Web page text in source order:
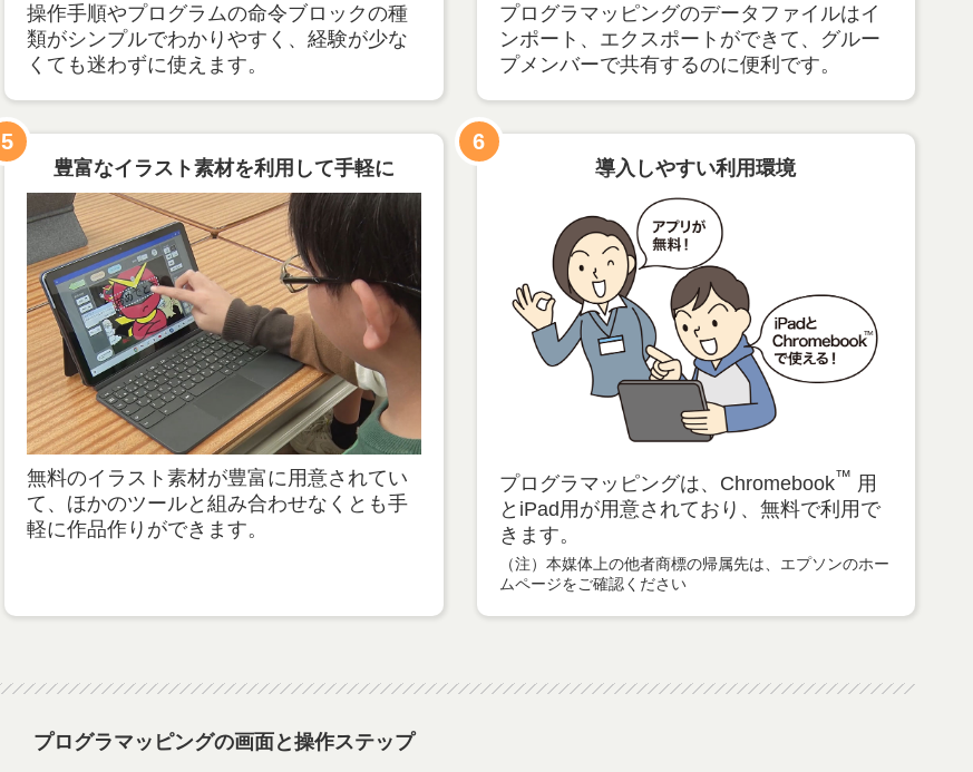
操作手順やプログラムの命令ブロックの種
類がシンプルでわかりやすく、経験が少な
くても迷わずに使えます。
プログラマッピングのデータファイルはイ
ンポート、エクスポートができて、グルー
プメンバーで共有するのに便利です。
5
豊富なイラスト素材を利用して手軽に
無料のイラスト素材が豊富に用意されてい
て、ほかのツールと組み合わせなくとも手
軽に作品作りができます。
6
導入しやすい利用環境
プログラマッピングは、Chromebook™ 用
とiPad用が用意されており、無料で利用で
きます。
（注）本媒体上の他者商標の帰属先は、エプソンのホー
ムページをご確認ください
プログラマッピングの画面と操作ステップ